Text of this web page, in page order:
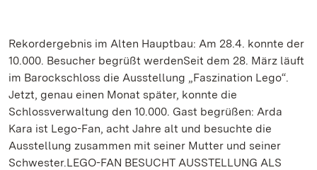
Rekordergebnis im Alten Hauptbau: Am 28.4. konnte der
10.000. Besucher begrüßt werdenSeit dem 28. März läuft
im Barockschloss die Ausstellung „Faszination Lego“.
Jetzt, genau einen Monat später, konnte die
Schlossverwaltung den 10.000. Gast begrüßen: Arda
Kara ist Lego-Fan, acht Jahre alt und besuchte die
Ausstellung zusammen mit seiner Mutter und seiner
Schwester.LEGO-FAN BESUCHT AUSSTELLUNG ALS